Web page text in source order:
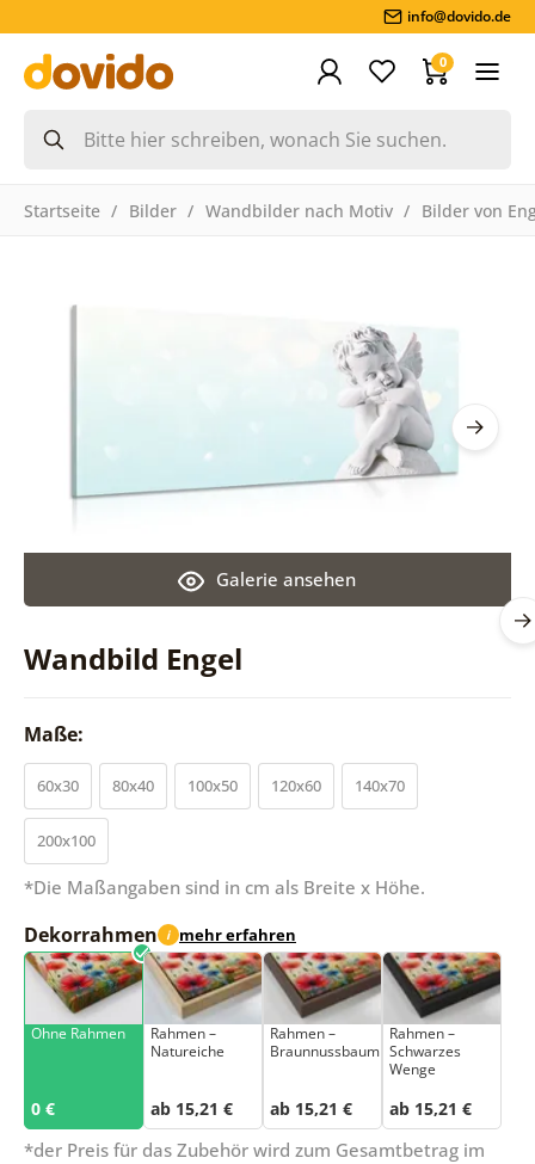
info@dovido.de
0
Startseite Bilder Wandbilder nach Motiv Bilder von
Wandbild Engel
Galerie ansehen
Maße:
60x30 80x40 100x50 120x60 140x70
200x100
*Die Maßangaben sind in cm als Breite x Höhe.
Dekorrahmen i mehr erfahren
Ohne Rahmen
0 €
Rahmen –
Natureiche
ab 15,21 €
Rahmen –
Braunnussbaum
ab 15,21 €
Rahmen –
Schwarzes
Wenge
ab 15,21 €
*der Preis für das Zubehör wird zum Gesamtbetrag im